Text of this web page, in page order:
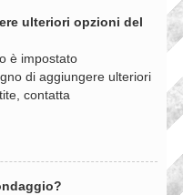
ulteriori opzioni del
è impostato
di aggiungere ulteriori
contatta